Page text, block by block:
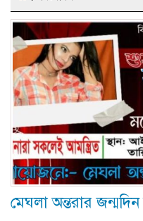
মেঘলা অন্তরার